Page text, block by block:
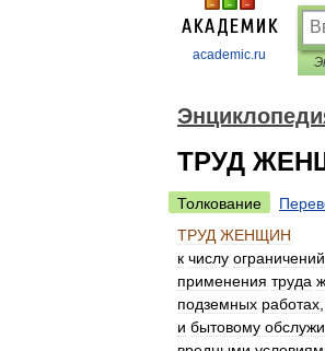
academic.ru
ТРУД
Толкование
ТРУД ЖЕНЩИН
к числу ограничений
применения труда
подземных работах
и бытовому